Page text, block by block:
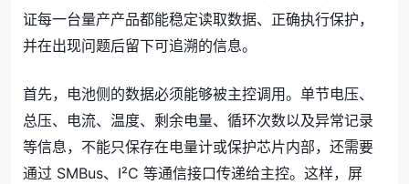
证每一台量产产品都能稳定读取数据、正确执行保护，
并在出现问题后留下可追溯的信息。
首先，电池侧的数据必须能够被主控调用。单节电压、
总压、电流、温度、剩余电量、循环次数以及异常记录
等信息，不能只保存在电量计或保护芯片内部，还需要
通过 SMBus、I²C 等通信接口传递给主控。这样，屏